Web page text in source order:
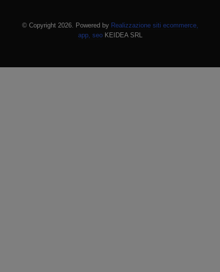
© Copyright 2026. Powered by Realizzazione siti ecommerce,
app, seoKEIDEA SRL